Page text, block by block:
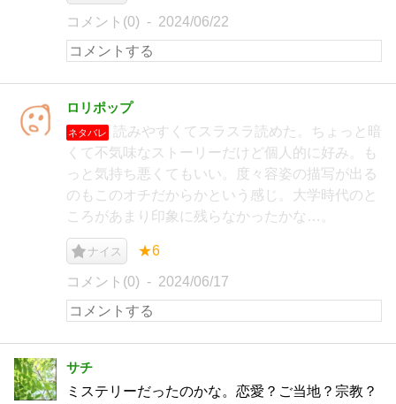
コメント(0) 2024/06/22
ロリポップ
ネタバレ
読みやすくてスラスラ読めた。ちょっと暗
くて不気味なストーリーだけど個人的に好み。も
っと気持ち悪くてもいい。度々容姿の描写が出る
のもこのオチだからかという感じ。大学時代のと
ころがあまり印象に残らなかったかな…。
ナイス ★6
コメント(0) 2024/06/17
サチ
ミステリーだったのかな。恋愛？ご当地？宗教？